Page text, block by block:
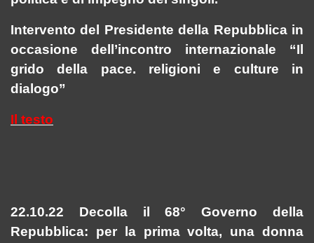
Intervento del Presidente della Repubblica in
occasione dell’incontro internazionale “Il
grido della pace. religioni e culture in
dialogo”
Il testo
22.10.22 Decolla il 68° Governo della
Repubblica: per la prima volta, una donna